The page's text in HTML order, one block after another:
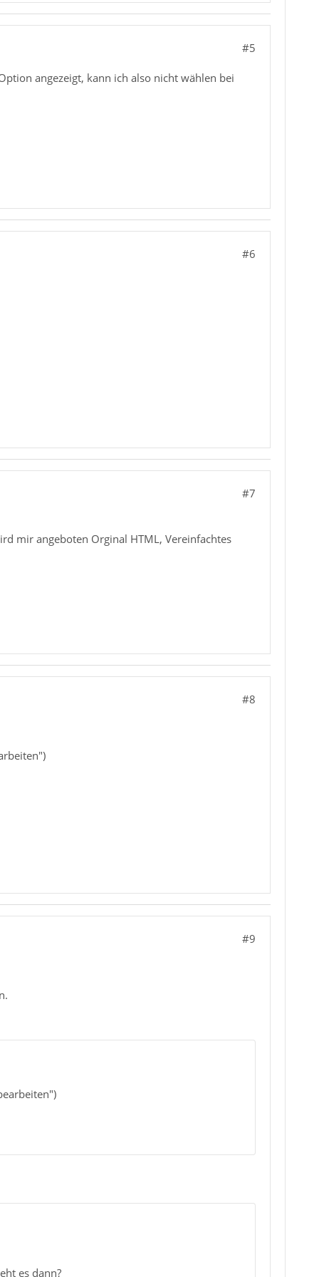
#5
angezeigt, kann ich also nicht wählen bei
#6
#7
mir angeboten Orginal HTML, Vereinfachtes
#8
#9
es dann?